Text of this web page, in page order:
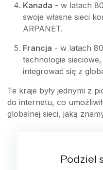
Kanada - w latach
swoje własne sieci
ARPANET.
Francja - w latach
technologie
integrować się z
Te kraje były jednymi z
do internetu, co
globalnej sieci, jaką
Podziel